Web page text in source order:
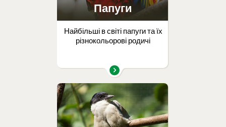
Папуги
Найбільші в світі папуги та їх
різнокольорові родичі